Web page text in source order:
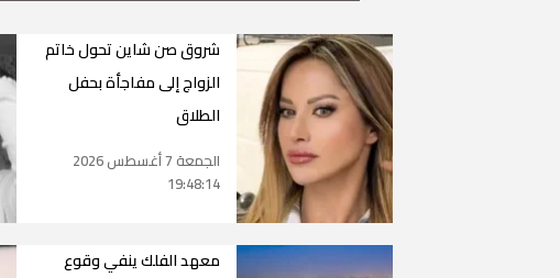
شروق صن شاين تحول خاتم
الزواج إلى مفاجأة بحفل
الطلاق
الجمعة 7 أغسطس 2026
19:48:14
معهد الفلك ينفي وقوع